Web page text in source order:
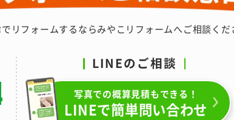
リフォームするならみやこリフォームへご相談くだ
LINEのご相談
写真での概算見積もできる！
LINEで簡単問い合わせ